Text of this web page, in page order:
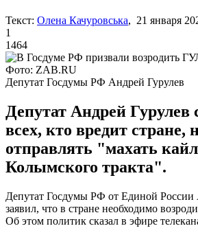
Текст: Олена Качуровська, 21 января
1
1464
Фото: ZAB.RU
Депутат Госдумы РФ Андрей Гурулев
Депутат Андрей Гурулев
всех, кто вредит стране,
отправлять "махать
Колымского тракта".
Депутат Госдумы РФ от Единой России
заявил, что в стране необходимо
Об этом политик сказал в эфире